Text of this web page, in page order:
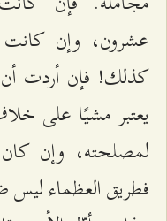
عشرون، وإن
كذلك! فإن أردت
يعتبر مشيًا على
لمصلحته، وإن
فطريق العظماء ليس